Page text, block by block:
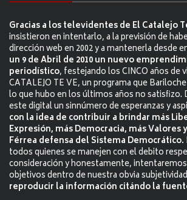
Gracias a los televidentes de El Catalejo
insistieron en intentarlo, a la previsión de
dirección web en 2002 y a mantenerla desde
un 9 de Abril de 2010 un nuevo
periodístico, festejando los CINCO años de
CATALEJO TE VE, un programa que
lo que hubo en los últimos años no satisfizo.
este digital un sinnúmero de esperanzas y
con la idea de contribuir a brindar más
Expresión, más Democracia, más Valores
Férrea defensa del Sistema Democrático.
todos quienes se manejen con el debito
consideración y honestamente,
objetivos dentro de nuestra obvia
reproducir la información citándo la